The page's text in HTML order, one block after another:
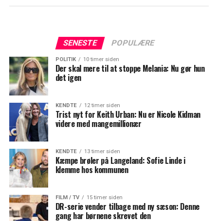
SENESTE POPULÆRE
POLITIK 10 timer siden
Der skal mere til at stoppe Melania: Nu gør hun
det igen
KENDTE 12 timer siden
Trist nyt for Keith Urban: Nu er Nicole Kidman
videre med mangemillionær
KENDTE 13 timer siden
Kæmpe brøler på Langeland: Sofie Linde i
klemme hos kommunen
FILM / TV 15 timer siden
DR-serie vender tilbage med ny sæson: Denne
gang har børnene skrevet den